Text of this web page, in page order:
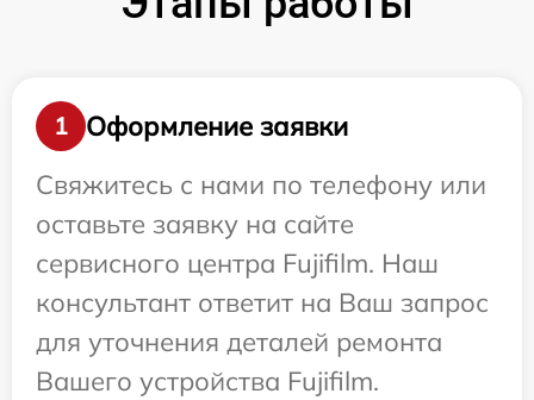
1
Оформление заявки
Свяжитесь с нами по телефону или
оставьте заявку на сайте
сервисного центра Fujifilm. Наш
консультант ответит на Ваш запрос
для уточнения деталей ремонта
Вашего устройства Fujifilm.